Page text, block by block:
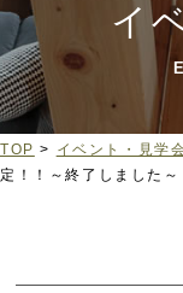
イ
TOP > イベント・見学
定！！～終了しました～